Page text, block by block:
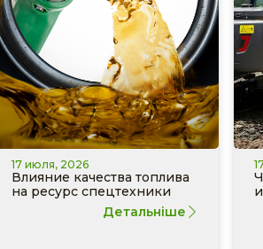
17 июля, 2026
Влияние качества топлива
на ресурс спецтехники
Детальніше